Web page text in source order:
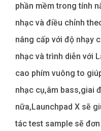
phần mềm trong tính
nhạc và điều chỉnh
nâng cấp với độ nhạy
nhạc và trình diễn với
cao phím vuông to
nhạc cụ,âm bass,giai
nữa,Launchpad X sẽ
tác test sample sẽ